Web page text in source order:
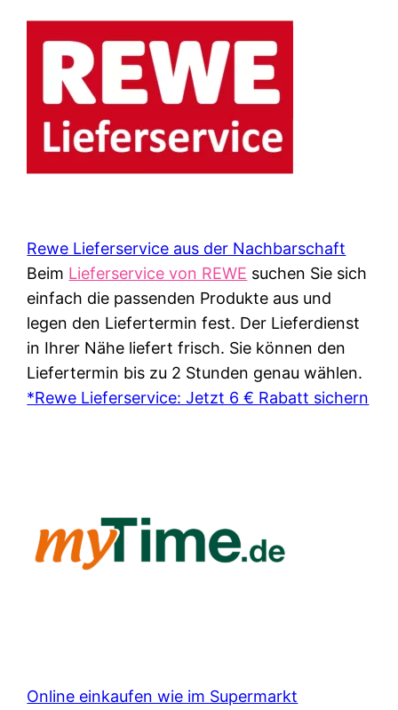
Rewe Lieferservice aus der Nachbarschaft
Beim Lieferservice von REWE suchen Sie sich
einfach die passenden Produkte aus und
legen den Liefertermin fest. Der Lieferdienst
in Ihrer Nähe liefert frisch. Sie können den
Liefertermin bis zu 2 Stunden genau wählen.
*Rewe Lieferservice: Jetzt 6 € Rabatt sichern
Online einkaufen wie im Supermarkt